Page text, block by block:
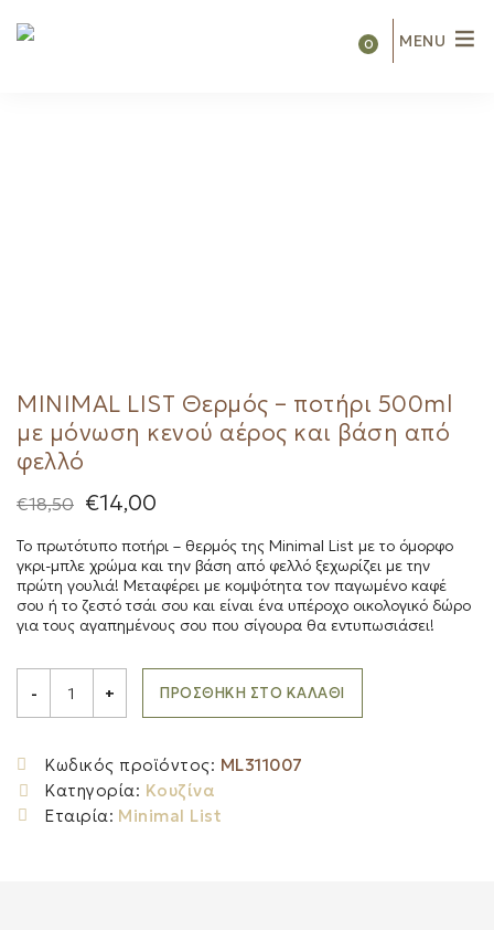
MENU
0
MINIMAL LIST Θερμός – ποτήρι 500ml
με μόνωση κενού αέρος και βάση από
φελλό
€18,50 Original
price
was:
€18,50.
€14,00
τιμή
είναι:
€14,00.
Το πρωτότυπο ποτήρι – θερμός της Minimal List με το όμορφο
γκρι-μπλε χρώμα και την βάση από φελλό ξεχωρίζει με την
πρώτη γουλιά! Μεταφέρει με κομψότητα τον παγωμένο καφέ
σου ή το ζεστό τσάι σου και είναι ένα υπέροχο οικολογικό δώρο
για τους αγαπημένους σου που σίγουρα θα εντυπωσιάσει!
LIST
500ml
με
μόνωση
κενού
αέρος
- + ΠΡΟΣΘΉΚΗ ΣΤΟ ΚΑΛΆΘΙ
Κωδικός προϊόντος: ML311007
Κατηγορία: Κουζίνα
Εταιρία: Minimal List